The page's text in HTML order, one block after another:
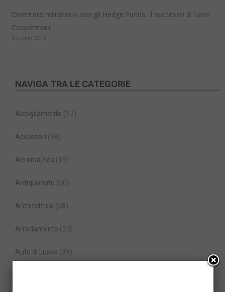
Diventare milionario con gli Hedge Funds: Il successo di Leon
Cooperman
3 Luglio 2015
NAVIGA TRA LE CATEGORIE
Abbigliamento (27)
Accessori (58)
Aeronautica (19)
Antiquariato (50)
Architettura (58)
Arredamento (23)
Auto di Lusso (39)